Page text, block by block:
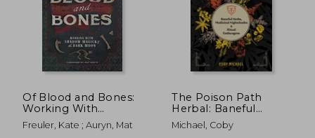
Of Blood and Bones:
Working With
Shadow Magick & the
Dark Moon (en
Freuler, Kate ; Auryn, Mat
The Poison Path
Herbal: Baneful
Herbs, Medicinal
Nightshades, and
Michael, Coby